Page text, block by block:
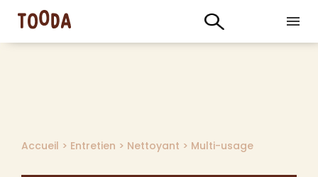
Accueil > Entretien > Nettoyant > Multi-usage